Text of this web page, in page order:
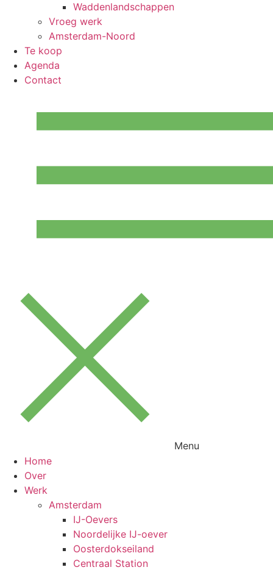
Waddenlandschappen
Vroeg werk
Amsterdam-Noord
Te koop
Agenda
Contact
Menu
Home
Over
Werk
Amsterdam
IJ-Oevers
Noordelijke IJ-oever
Oosterdokseiland
Centraal Station